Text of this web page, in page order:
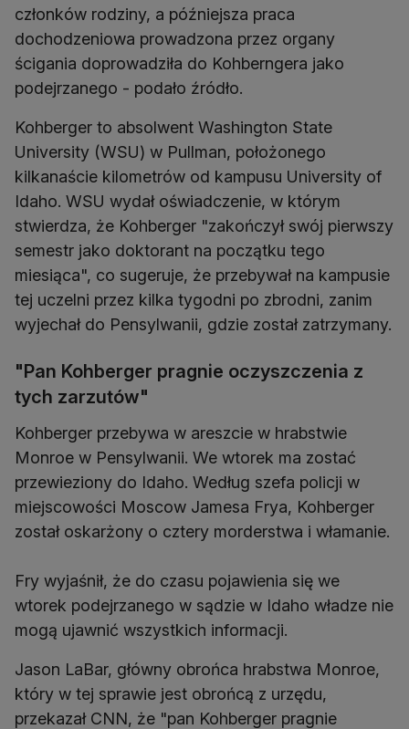
członków rodziny, a późniejsza praca
dochodzeniowa prowadzona przez organy
ścigania doprowadziła do Kohberngera jako
podejrzanego - podało źródło.
Kohberger to absolwent Washington State
University (WSU) w Pullman, położonego
kilkanaście kilometrów od kampusu University of
Idaho. WSU wydał oświadczenie, w którym
stwierdza, że Kohberger "zakończył swój pierwszy
semestr jako doktorant na początku tego
miesiąca", co sugeruje, że przebywał na kampusie
tej uczelni przez kilka tygodni po zbrodni, zanim
wyjechał do Pensylwanii, gdzie został zatrzymany.
"Pan Kohberger pragnie oczyszczenia z
tych zarzutów"
Kohberger przebywa w areszcie w hrabstwie
Monroe w Pensylwanii. We wtorek ma zostać
przewieziony do Idaho. Według szefa policji w
miejscowości Moscow Jamesa Frya, Kohberger
został oskarżony o cztery morderstwa i włamanie.
Fry wyjaśnił, że do czasu pojawienia się we
wtorek podejrzanego w sądzie w Idaho władze nie
mogą ujawnić wszystkich informacji.
Jason LaBar, główny obrońca hrabstwa Monroe,
który w tej sprawie jest obrońcą z urzędu,
przekazał CNN, że "pan Kohberger pragnie